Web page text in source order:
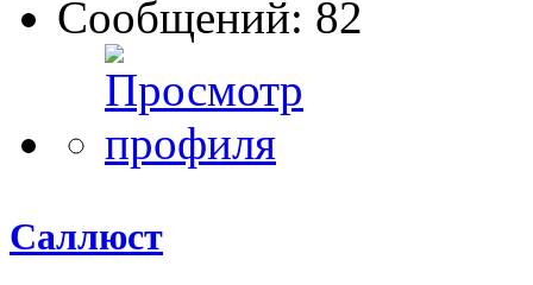
Сообщений: 82
Саллюст